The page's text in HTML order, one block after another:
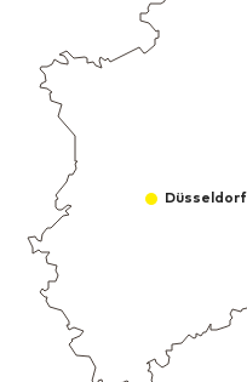
Düsseldorf